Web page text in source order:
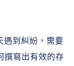
遇到糾紛，需要
撰寫出有效的存